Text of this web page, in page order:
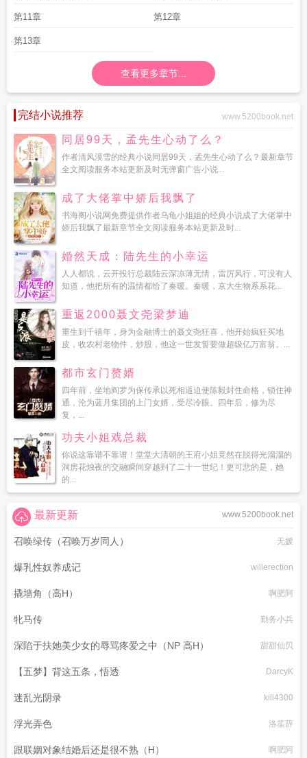
第11章 第12章
第13章
查看更多章节...
完结小说推荐 www.5200book.net
同居99天，孟先生心动了么？
作者清风漠雪的经典小说同居99天，孟先生心动了么？最新章节
全文阅读服务本站更新及时无弹窗广告小说...
成了大佬掌中娇后我飘了
书海阁小说网免费提供作者乌龟小姐姐的经典小说成了大佬掌中
娇后我飘了最新章节全文阅读服务本站更新及时...
婚然天成：陆先生的小幸运
人人都说，云开投行总裁陆云深凉薄无情，雷厉风行，可没有人
知道，他把所有的温情都给了秦暖。秦暖，京大生物系系花...
重返2000聂文尧梁梦迪
重生到千禧年，身为金融博士的聂文尧狂喜，他开始疯狂买地
皮，收农村老物件，炒股，他这一世发誓要做超级亿万富翁。...
都市玄门赘婿
四年前，坐地阎罗为保传承以死相逼迫使陈毅封住命格，锁住神
通，沦为蓝月集团的上门女婿，受尽冷眼。四年后，修为尽
复，...
功夫小姐戏总裁
你说这靠谱不靠谱！堂堂大清朝的王府小姐竟然在脱得光溜溜的
洞房花烛夜的交融瞬间穿越到了二十一世纪！更可悲的是，她
的...
www.5200book.net
最新更新
召唤绿传（召唤万岁同人） 无媛
爆乳性奴养成记 willerection
撬墙角（高H） 啊肥阿
牝马传 勤务小兵
深陷于扶她美少女的辱骂疼爱之中（NP 高H） 甜甜仙贝
【五梦】背这五条，悟透 DarcyK
迷乱光阴录 kill4300
浮光弄色 洛笙辞
跟联姻对象结婚后还是很不熟（H） 啊肥阿